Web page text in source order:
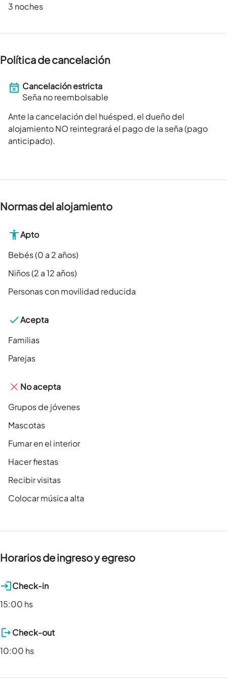
3 noches
Política de cancelación
Cancelación estricta
Seña no reembolsable
Ante la cancelación del huésped, el dueño del
alojamiento NO reintegrará el pago de la seña (pago
anticipado).
Normas del alojamiento
Apto
Bebés (0 a 2 años)
Niños (2 a 12 años)
Personas con movilidad reducida
Acepta
Familias
Parejas
No acepta
Grupos de jóvenes
Mascotas
Fumar en el interior
Hacer fiestas
Recibir visitas
Colocar música alta
Horarios de ingreso y egreso
Check-in
15:00 hs
Check-out
10:00 hs